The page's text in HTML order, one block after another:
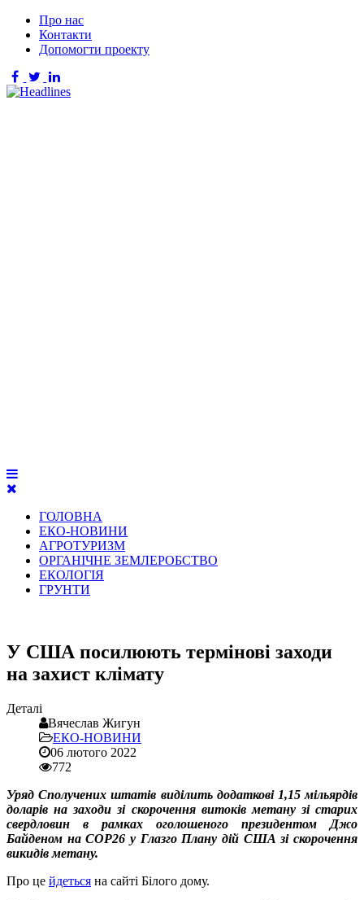
Про нас
Контакти
Допомогти проекту
ГОЛОВНА
ЕКО-НОВИНИ
АГРОТУРИЗМ
ОРГАНІЧНЕ ЗЕМЛЕРОБСТВО
ЕКОЛОГІЯ
ГРУНТИ
У США посилюють термінові заходи
на захист клімату
Деталі
Вячеслав Жигун
ЕКО-НОВИНИ
06 лютого 2022
772
Уряд Cполучених штатів виділить додаткові 1,15 мільярдів
доларів на заходи зі скорочення витоків метану зі старих
свердловин в рамках оголошеного президентом Джо
Байденом на COP26 у Глазго Плану дій США зі скорочення
викидів метану.
Про це йдеться на сайті Білого дому.